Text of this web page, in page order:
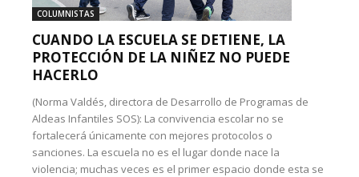
COLUMNISTAS
CUANDO LA ESCUELA SE DETIENE, LA
PROTECCIÓN DE LA NIÑEZ NO PUEDE
HACERLO
(Norma Valdés, directora de Desarrollo de Programas de
Aldeas Infantiles SOS): La convivencia escolar no se
fortalecerá únicamente con mejores protocolos o
sanciones. La escuela no es el lugar donde nace la
violencia; muchas veces es el primer espacio donde esta se